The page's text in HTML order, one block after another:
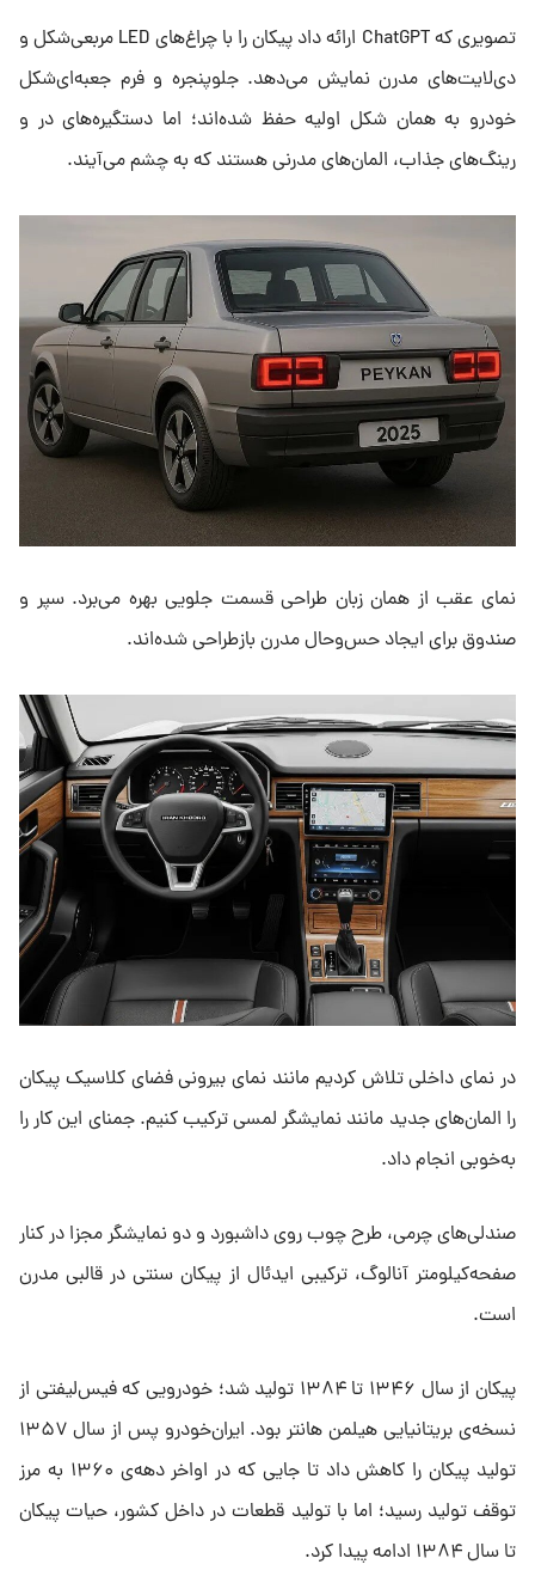
تصویری که ChatGPT ارائه داد پیکان را با چراغ‌های LED مربعی‌شکل و
دی‌لایت‌های مدرن نمایش می‌دهد. جلوپنجره و فرم جعبه‌ای‌شکل
خودرو به همان شکل اولیه حفظ شده‌اند؛ اما دستگیره‌های در و
رینگ‌های جذاب، المان‌های مدرنی هستند که به چشم می‌آیند.
نمای عقب از همان زبان طراحی قسمت جلویی بهره می‌برد. سپر و
صندوق برای ایجاد حس‌وحال مدرن بازطراحی شده‌اند.
در نمای داخلی تلاش کردیم مانند نمای بیرونی فضای کلاسیک پیکان
را المان‌های جدید مانند نمایشگر لمسی ترکیب کنیم. جمنای این کار را
به‌خوبی انجام داد.
صندلی‌های چرمی، طرح چوب روی داشبورد و دو نمایشگر مجزا در کنار
صفحه‌کیلومتر آنالوگ، ترکیبی ایدئال از پیکان سنتی در قالبی مدرن
است.
پیکان از سال ۱۳۴۶ تا ۱۳۸۴ تولید شد؛ خودرویی که فیس‌لیفتی از
نسخه‌ی بریتانیایی هیلمن هانتر بود. ایران‌خودرو پس از سال ۱۳۵۷
تولید پیکان را کاهش داد تا جایی که در اواخر دهه‌ی ۱۳۶۰ به مرز
توقف تولید رسید؛ اما با تولید قطعات در داخل کشور، حیات پیکان
تا سال ۱۳۸۴ ادامه پیدا کرد.